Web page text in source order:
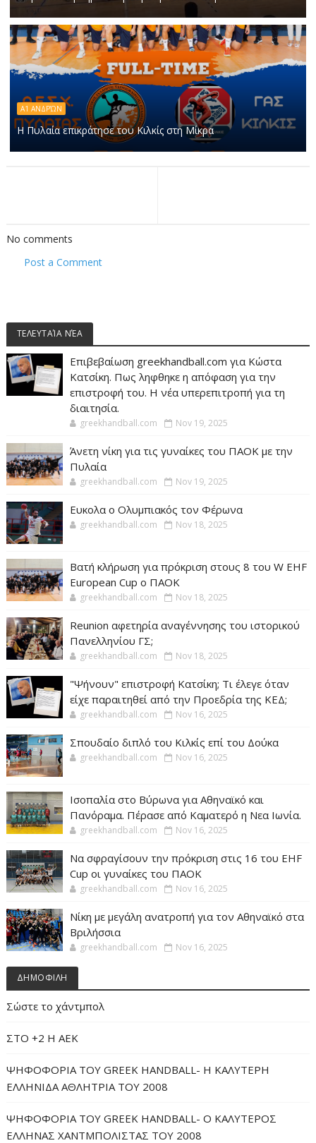
Α1 ΑΝΔΡΏΝ
Η Πυλαία επικράτησε του Κιλκίς στη Μίκρα
No comments
Post a Comment
ΤΕΛΕΥΤΑΊΑ ΝΈΑ
Επιβεβαίωση greekhandball.com για Κώστα
Κατσίκη. Πως ληφθηκε η απόφαση για την
επιστροφή του. Η νέα υπερεπιτροπή για τη
διαιτησία.
greekhandball.com Nov 19, 2025
Άνετη νίκη για τις γυναίκες του ΠΑΟΚ με την
Πυλαία
greekhandball.com Nov 19, 2025
Ευκολα ο Ολυμπιακός τον Φέρωνα
greekhandball.com Nov 18, 2025
Βατή κλήρωση για πρόκριση στους 8 του W EHF
European Cup ο ΠΑΟΚ
greekhandball.com Nov 18, 2025
Reunion αφετηρία αναγέννησης του ιστορικού
Πανελληνίου ΓΣ;
greekhandball.com Nov 18, 2025
"Ψήνουν" επιστροφή Κατσίκη; Τι έλεγε όταν
είχε παραιτηθεί από την Προεδρία της ΚΕΔ;
greekhandball.com Nov 16, 2025
Σπουδαίο διπλό του Κιλκίς επί του Δούκα
greekhandball.com Nov 16, 2025
Ισοπαλία στο Βύρωνα για Αθηναϊκό και
Πανόραμα. Πέρασε από Καματερό η Νεα Ιωνία.
greekhandball.com Nov 16, 2025
Να σφραγίσουν την πρόκριση στις 16 του EHF
Cup οι γυναίκες του ΠΑΟΚ
greekhandball.com Nov 16, 2025
Νίκη με μεγάλη ανατροπή για τον Αθηναϊκό στα
Βριλήσσια
greekhandball.com Nov 16, 2025
ΔΗΜΟΦΙΛΗ
Σώστε το χάντμπολ
ΣΤΟ +2 Η ΑΕΚ
ΨΗΦΟΦΟΡΙΑ ΤΟΥ GREEK HANDBALL- H ΚΑΛΥΤΕΡΗ
ΕΛΛΗΝΙΔΑ ΑΘΛΗΤΡΙΑ ΤΟΥ 2008
ΨΗΦΟΦΟΡΙΑ ΤΟΥ GREEK HANDBALL- O ΚΑΛΥΤΕΡΟΣ
ΕΛΛΗΝΑΣ ΧΑΝΤΜΠΟΛΙΣΤΑΣ ΤΟΥ 2008